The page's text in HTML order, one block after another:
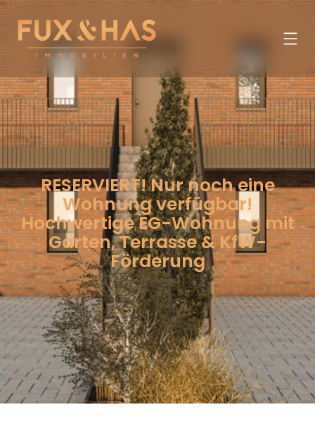
RESERVIERT! Nur noch eine
Wohnung verfügbar!
Hochwertige EG-Wohnung mit
Garten, Terrasse & KfW-
Förderung